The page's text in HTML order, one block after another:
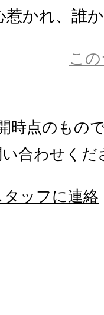
惹かれ、誰
こ
時点のもの
合わせくだ
ッフに連絡